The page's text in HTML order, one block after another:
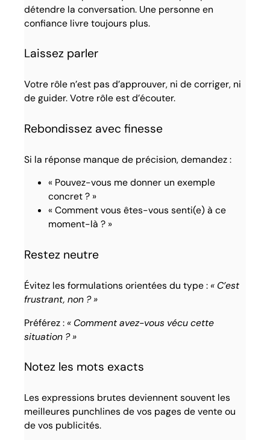
détendre la conversation. Une personne en
confiance livre toujours plus.
Laissez parler
Votre rôle n’est pas d’approuver, ni de corriger, ni
de guider. Votre rôle est d’écouter.
Rebondissez avec finesse
Si la réponse manque de précision, demandez :
« Pouvez-vous me donner un exemple
concret ? »
« Comment vous êtes-vous senti(e) à ce
moment-là ? »
Restez neutre
Évitez les formulations orientées du type : « C’est
frustrant, non ? »
Préférez : « Comment avez-vous vécu cette
situation ? »
Notez les mots exacts
Les expressions brutes deviennent souvent les
meilleures punchlines de vos pages de vente ou
de vos publicités.